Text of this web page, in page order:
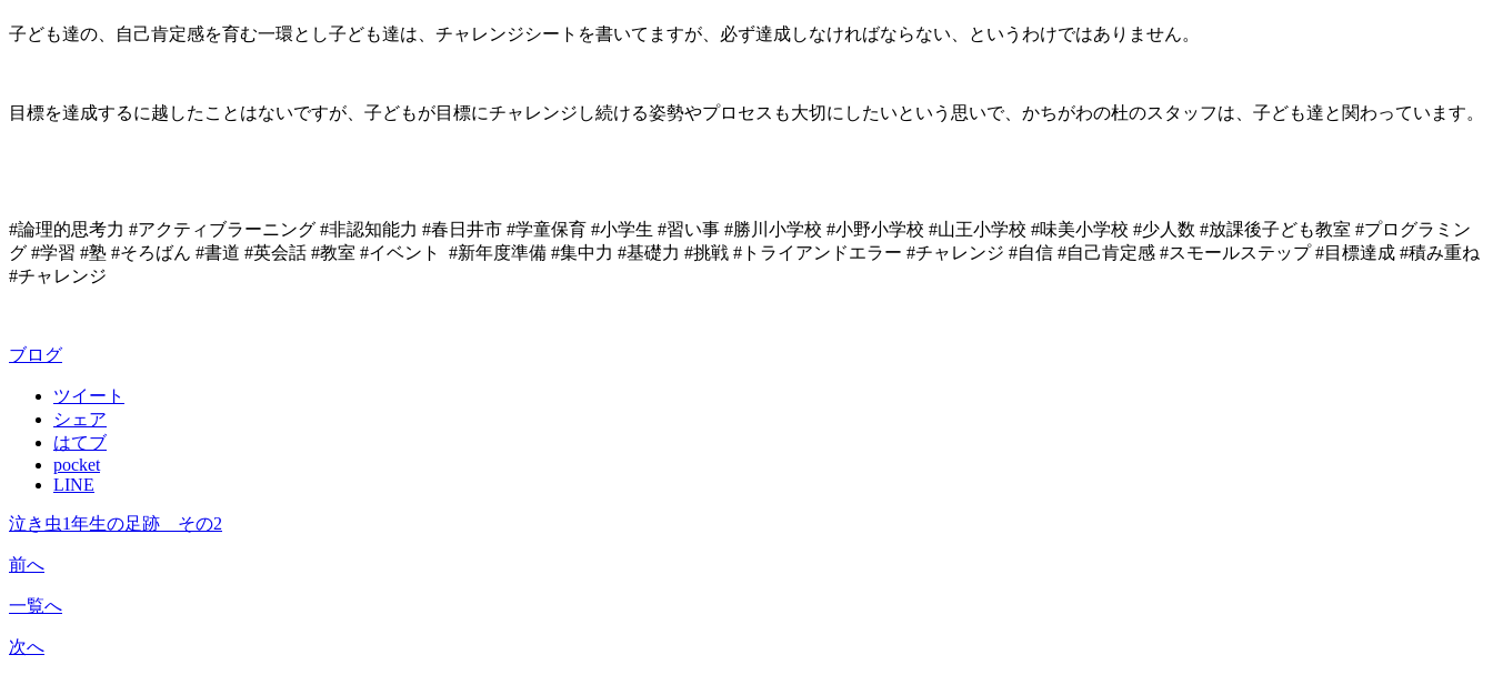
子ども達の、自己肯定感を育む一環とし子ども達は、チャレンジシートを書いてますが、必ず達成しなければならない、というわけではありません。
目標を達成するに越したことはないですが、子どもが目標にチャレンジし続ける姿勢やプロセスも大切にしたいという思いで、かちがわの杜のスタッフは、子ども達と関わっています。
#論理的思考力 #アクティブラーニング #非認知能力 #春日井市 #学童保育 #小学生 #習い事 #勝川小学校 #小野小学校 #山王小学校 #味美小学校 #少人数 #放課後子ども教室 #プログラミン
グ #学習 #塾 #そろばん #書道 #英会話 #教室 #イベント #新年度準備 #集中力 #基礎力 #挑戦 #トライアンドエラー #チャレンジ #自信 #自己肯定感 #スモールステップ #目標達成 #積み重ね
#チャレンジ
ブログ
ツイート
シェア
はてブ
pocket
LINE
泣き虫1年生の足跡 その2
前へ
一覧へ
次へ